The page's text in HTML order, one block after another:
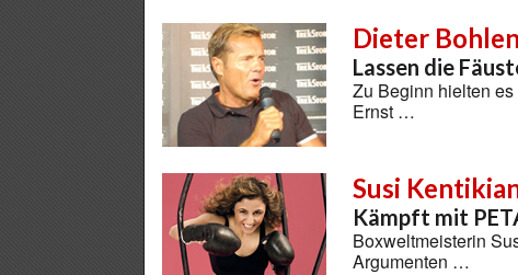
Dieter
Lassen die
Zu Beginn hielten
Ernst …
Susi
Kämpft mit
Boxweltmeisterin
Argumenten …